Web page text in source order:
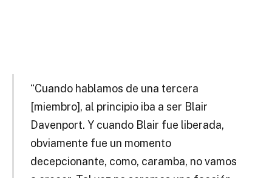
“Cuando hablamos de una tercera
[miembro], al principio iba a ser Blair
Davenport. Y cuando Blair fue liberada,
obviamente fue un momento
decepcionante, como, caramba, no vamos